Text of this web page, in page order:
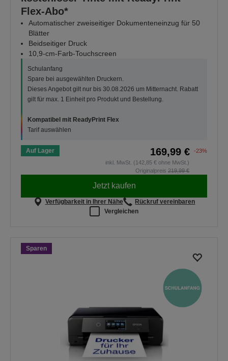
Flex-Abo*
Automatischer zweiseitiger Dokumenteneinzug für 50
Blätter
Beidseitiger Druck
10,9-cm-Farb-Touchscreen
Schulanfang
Spare bei ausgewählten Druckern.
Dieses Angebot gilt nur bis 30.08.2026 um Mitternacht. Rabatt
gilt für max. 1 Einheit pro Produkt und Bestellung.
Kompatibel mit ReadyPrint Flex
Tarif auswählen
Auf Lager 169,99 €
-23%
inkl. MwSt. (142,85 € ohne MwSt.)
Originalpreis 219,99 €
Jetzt kaufen
Verfügbarkeit in Ihrer Nähe
Rückruf vereinbaren
Vergleichen
Sparen